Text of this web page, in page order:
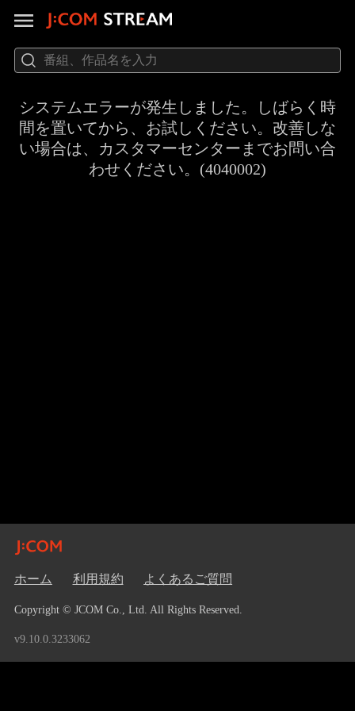
システムエラーが発生しました。しばらく時
間を置いてから、お試しください。改善しな
い場合は、カスタマーセンターまでお問い合
わせください。(4040002)
ホーム 利用規約 よくあるご質問
Copyright © JCOM Co., Ltd. All Rights Reserved.
v9.10.0.3233062